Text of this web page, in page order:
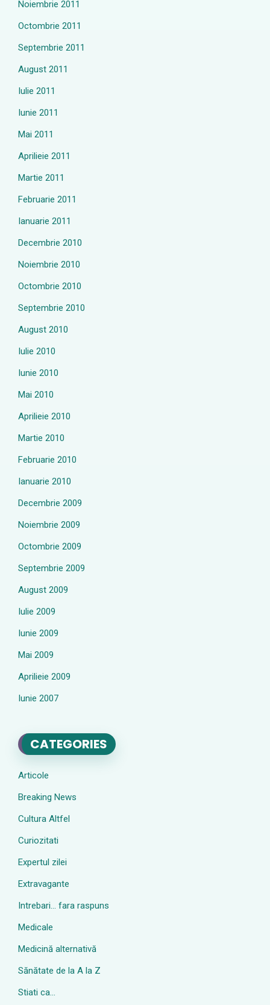
Noiembrie 2011
Octombrie 2011
Septembrie 2011
August 2011
Iulie 2011
Iunie 2011
Mai 2011
Aprilieie 2011
Martie 2011
Februarie 2011
Ianuarie 2011
Decembrie 2010
Noiembrie 2010
Octombrie 2010
Septembrie 2010
August 2010
Iulie 2010
Iunie 2010
Mai 2010
Aprilieie 2010
Martie 2010
Februarie 2010
Ianuarie 2010
Decembrie 2009
Noiembrie 2009
Octombrie 2009
Septembrie 2009
August 2009
Iulie 2009
Iunie 2009
Mai 2009
Aprilieie 2009
Iunie 2007
CATEGORIES
Articole
Breaking News
Cultura Altfel
Curiozitati
Expertul zilei
Extravagante
Intrebari… fara raspuns
Medicale
Medicină alternativă
Sănătate de la A la Z
Stiati ca…